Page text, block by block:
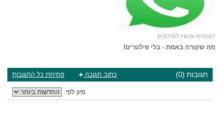
הצטרפו עכשיו לעדכונים
מה שקורה באמת - בלי פילטרים!
תגובות (0) פתיחת כל התגובות כתוב תגובה
מיון לפי: